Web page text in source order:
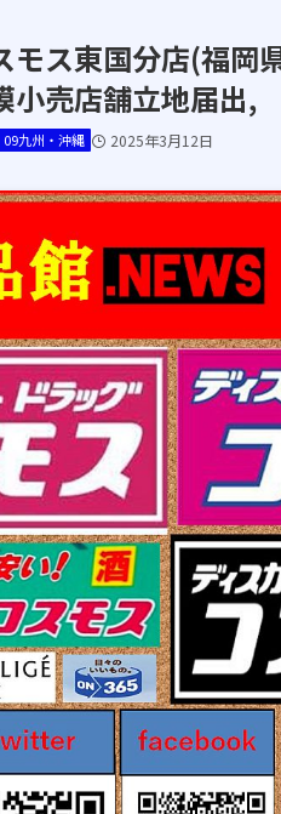
モス東国分店(福
小売店舗立地届出,
09九州・沖縄 2025年3月12日